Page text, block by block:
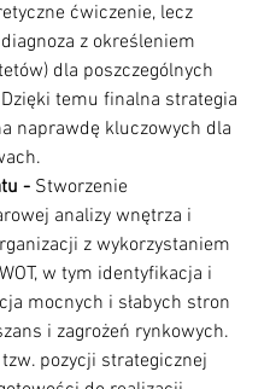
ćwiczenie, lecz
z określeniem
dla poszczególnych
temu finalna strategia
naprawdę kluczowych dla
- Stworzenie
analizy wnętrza i
z wykorzystaniem
w tym identyfikacja i
mocnych i słabych stron
i zagrożeń rynkowych.
pozycji strategicznej